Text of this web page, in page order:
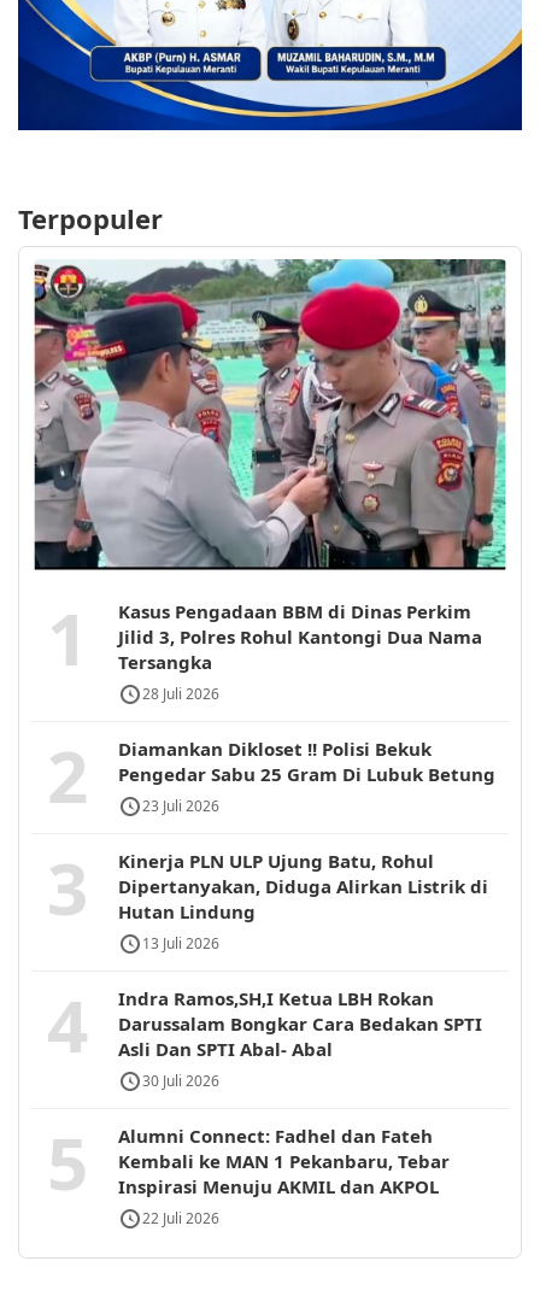
Terpopuler
1
Kasus Pengadaan BBM di Dinas Perkim
Jilid 3, Polres Rohul Kantongi Dua Nama
Tersangka
28 Juli 2026
2
Diamankan Dikloset !! Polisi Bekuk
Pengedar Sabu 25 Gram Di Lubuk Betung
23 Juli 2026
3
Kinerja PLN ULP Ujung Batu, Rohul
Dipertanyakan, Diduga Alirkan Listrik di
Hutan Lindung
13 Juli 2026
4
Indra Ramos,SH,I Ketua LBH Rokan
Darussalam Bongkar Cara Bedakan SPTI
Asli Dan SPTI Abal- Abal
30 Juli 2026
5
Alumni Connect: Fadhel dan Fateh
Kembali ke MAN 1 Pekanbaru, Tebar
Inspirasi Menuju AKMIL dan AKPOL
22 Juli 2026